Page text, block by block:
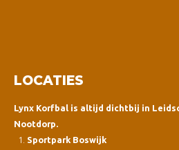
LOCATIES
Lynx Korfbal is altijd dichtbij in
Nootdorp.
Sportpark Boswijk